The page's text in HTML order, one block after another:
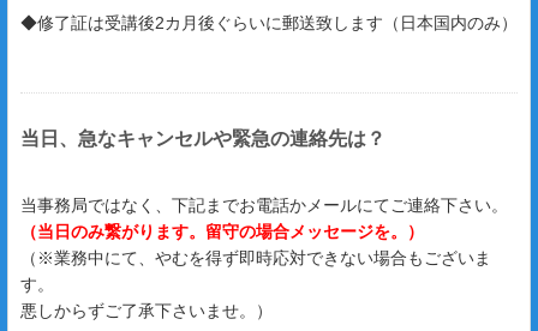
◆修了証は受講後2カ月後ぐらいに郵送致します（日本国内のみ）
当日、急なキャンセルや緊急の連絡先は？
当事務局ではなく、下記までお電話かメールにてご連絡下さい。
（当日のみ繋がります。留守の場合メッセージを。）
（※業務中にて、やむを得ず即時応対できない場合もございま
す。
悪しからずご了承下さいませ。）